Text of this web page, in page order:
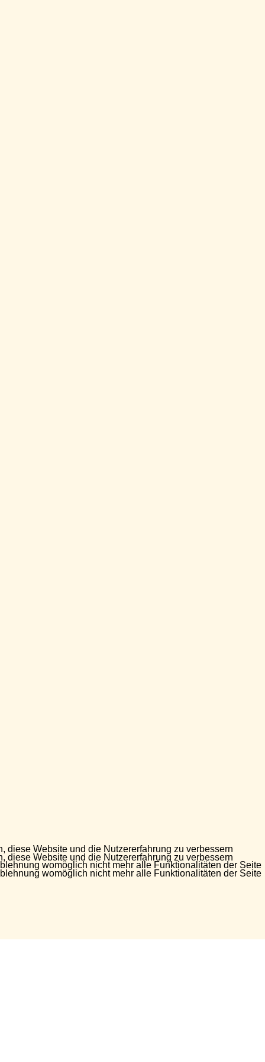
diese Website und die Nutzererfahrung zu verbessern
womöglich nicht mehr alle Funktionalitäten der Seite
diese Website und die Nutzererfahrung zu verbessern
womöglich nicht mehr alle Funktionalitäten der Seite